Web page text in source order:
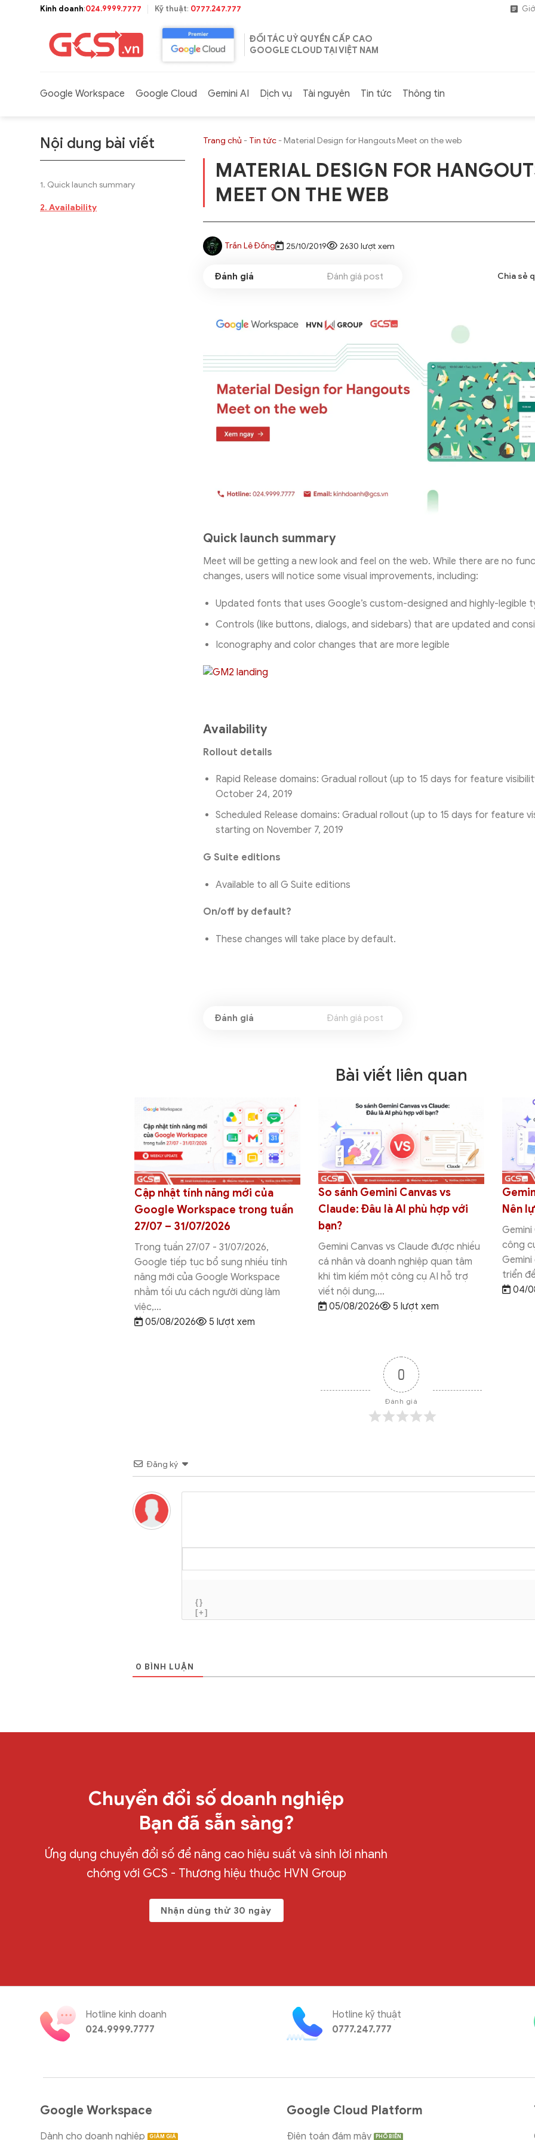
Kinh doanh:024.9999.7777 Kỹ thuật: 0777.247.777
ĐỐI TÁC UỶ QUYỀN CẤP CAO
GOOGLE CLOUD TẠI VIỆT NAM
Google Workspace Google Cloud Gemini AI Dịch vụ Tài nguyên Tin tức Thông tin
Nội dung bài viết
Quick launch summary
Availability
Trang chủ - Tin tức-Material Design for Hangouts Meet on the web
MATERIAL DESIGN FOR
MEET ON THE WEB
Trần Lê Đồng 25/10/2019 2630 lượt xem
Đánh giá post Chia sẻ
Quick launch summary
Meet will be getting a new look and feel on the web. While there are no
changes, users will notice some visual improvements, including:
Updated fonts that uses Google’s custom-designed and highly-legible
Controls (like buttons, dialogs, and sidebars) that are updated and
Iconography and color changes that are more legible
Availability
Rollout details
Rapid Release domains: Gradual rollout (up to 15 days for feature
October 24, 2019
Scheduled Release domains: Gradual rollout (up to 15 days for feature
starting on November 7, 2019
G Suite editions
Available to all G Suite editions
On/off by default?
These changes will take place by default.
Đánh giá post
Bài viết liên quan
Cập nhật tính năng mới của
Google Workspace trong tuần
27/07 – 31/07/2026
Trong tuần 27/07 - 31/07/2026,
Google tiếp tục bổ sung nhiều tính
năng mới của Google Workspace
nhằm tối ưu cách người dùng làm
việc,...
05/08/2026
5 lượt xem
So sánh Gemini Canvas vs
Claude: Đâu là AI phù hợp với
bạn?
Gemini Canvas vs Claude được nhiều
cá nhân và doanh nghiệp quan tâm
khi tìm kiếm một công cụ AI hỗ trợ
viết nội dung,...
05/08/2026
5 lượt xem
Nên
công
triển
04/
0
Đánh giá
Đăng ký
{}
[+]
0 BÌNH LUẬN
Chuyển đổi số doanh nghiệp
Bạn đã sẵn sàng?
Ứng dụng chuyển đổi số để nâng cao hiệu suất và sinh lời nhanh
chóng với GCS - Thương hiệu thuộc HVN Group
Nhận dùng thử 30 ngày
Hotline kinh doanh
024.9999.7777
Hotline kỹ thuật
0777.247.777
Google Workspace
Dành cho doanh nghiệp
Google Cloud Platform
Điện toán đám mây